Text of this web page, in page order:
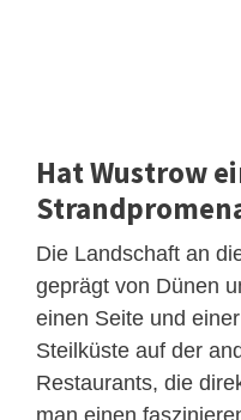
Hat Wustrow
Die Landschaft an
geprägt von Dünen
einen Seite und
Steilküste auf der
Restaurants, die
man einen